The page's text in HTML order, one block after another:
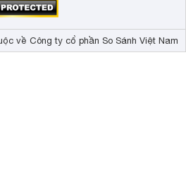
về Công ty cổ phần So Sánh Việt Nam